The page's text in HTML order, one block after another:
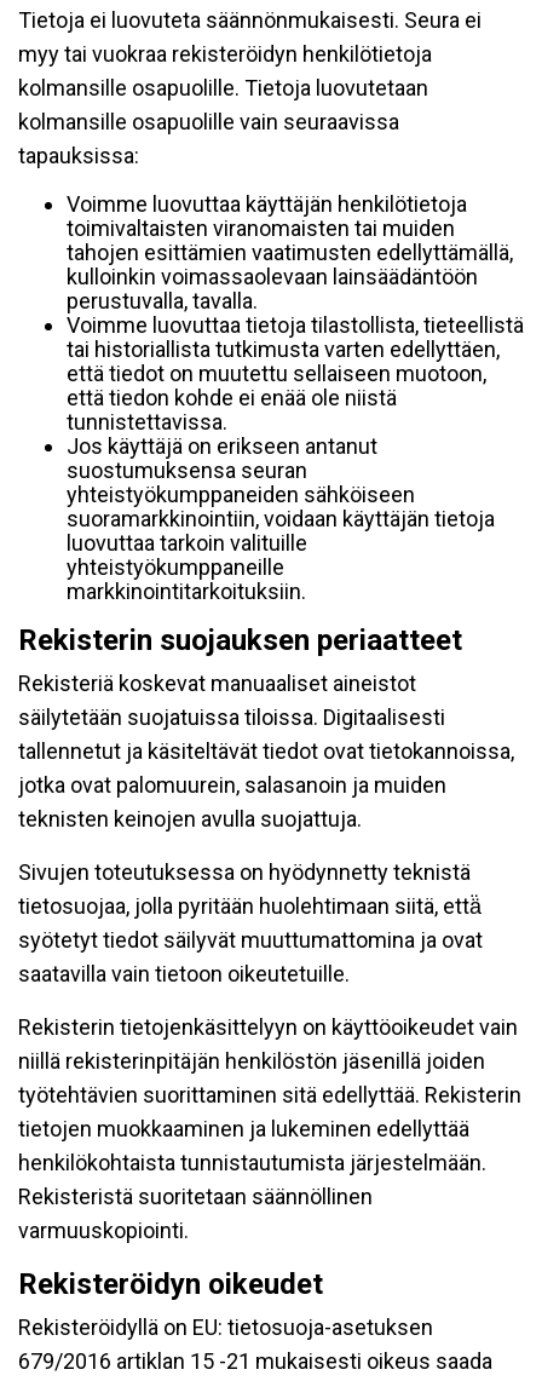
Tietoja ei luovuteta säännönmukaisesti. Seura ei
myy tai vuokraa rekisteröidyn henkilötietoja
kolmansille osapuolille. Tietoja luovutetaan
kolmansille osapuolille vain seuraavissa
tapauksissa:
Voimme luovuttaa käyttäjän henkilötietoja
toimivaltaisten viranomaisten tai muiden
tahojen esittämien vaatimusten edellyttämällä,
kulloinkin voimassaolevaan lainsäädäntöön
perustuvalla, tavalla.
Voimme luovuttaa tietoja tilastollista, tieteellistä
tai historiallista tutkimusta varten edellyttäen,
että tiedot on muutettu sellaiseen muotoon,
että tiedon kohde ei enää ole niistä
tunnistettavissa.
Jos käyttäjä on erikseen antanut
suostumuksensa seuran
yhteistyökumppaneiden sähköiseen
suoramarkkinointiin, voidaan käyttäjän tietoja
luovuttaa tarkoin valituille
yhteistyökumppaneille
markkinointitarkoituksiin.
Rekisterin suojauksen periaatteet
Rekisteriä koskevat manuaaliset aineistot
säilytetään suojatuissa tiloissa. Digitaalisesti
tallennetut ja käsiteltävät tiedot ovat tietokannoissa,
jotka ovat palomuurein, salasanoin ja muiden
teknisten keinojen avulla suojattuja.
Sivujen toteutuksessa on hyödynnetty teknistä
tietosuojaa, jolla pyritään huolehtimaan siitä, että̈
syötetyt tiedot säilyvät muuttumattomina ja ovat
saatavilla vain tietoon oikeutetuille.
Rekisterin tietojenkäsittelyyn on käyttöoikeudet vain
niillä rekisterinpitäjän henkilöstön jäsenillä joiden
työtehtävien suorittaminen sitä edellyttää. Rekisterin
tietojen muokkaaminen ja lukeminen edellyttää
henkilökohtaista tunnistautumista järjestelmään.
Rekisteristä suoritetaan säännöllinen
varmuuskopiointi.
Rekisteröidyn oikeudet
Rekisteröidyllä on EU: tietosuoja-asetuksen
679/2016 artiklan 15 -21 mukaisesti oikeus saada